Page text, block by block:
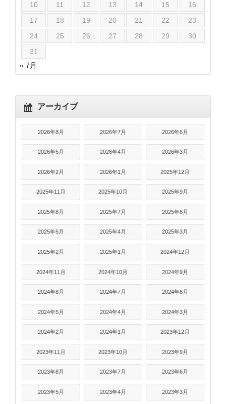
10
11 12 13 14 15
16
17
18 19 20 21 22
23
24
25 26 27 28 29
30
31
« 7月
アーカイブ
2026年8月 2026年7月 2026年6月
2026年5月 2026年4月 2026年3月
2026年2月 2026年1月 2025年12月
2025年11月 2025年10月 2025年9月
2025年8月 2025年7月 2025年6月
2025年5月 2025年4月 2025年3月
2025年2月 2025年1月 2024年12月
2024年11月 2024年10月 2024年9月
2024年8月 2024年7月 2024年6月
2024年5月 2024年4月 2024年3月
2024年2月 2024年1月 2023年12月
2023年11月 2023年10月 2023年9月
2023年8月 2023年7月 2023年6月
2023年5月 2023年4月 2023年3月